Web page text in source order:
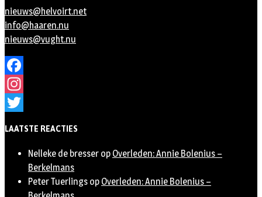
nieuws@helvoirt.net
info@haaren.nu
nieuws@vught.nu
Facebook
Instagram
LAATSTE REACTIES
Nelleke de bresser op Overleden: Annie Bolenius –
Berkelmans
Peter Tuerlings op Overleden: Annie Bolenius –